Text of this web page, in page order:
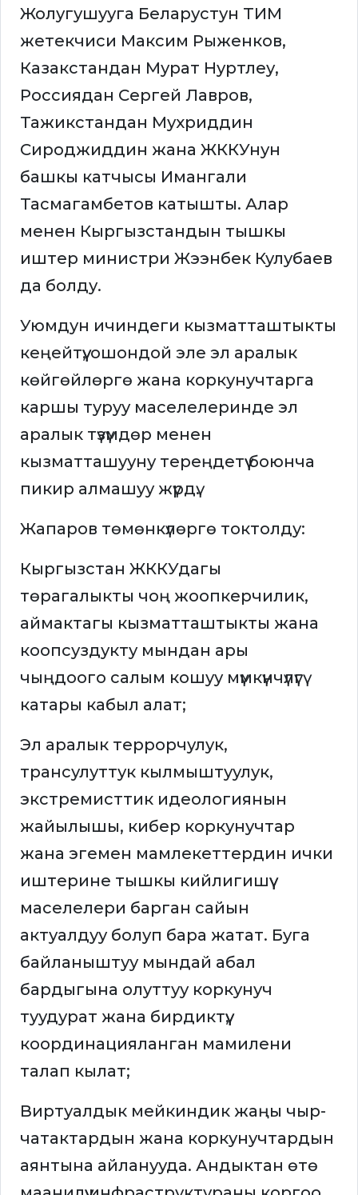
Жолугушууга Беларустун ТИМ
жетекчиси Максим Рыженков,
Казакстандан Мурат Нуртлеу,
Россиядан Сергей Лавров,
Тажикстандан Мухриддин
Сироджиддин жана ЖККУнун
башкы катчысы Имангали
Тасмагамбетов катышты. Алар
менен Кыргызстандын тышкы
иштер министри Жээнбек Кулубаев
да болду.
Уюмдун ичиндеги кызматташтыкты
кеңейтүү, ошондой эле эл аралык
көйгөйлөргө жана коркунучтарга
каршы туруу маселелеринде эл
аралык түзүмдөр менен
кызматташууну тереңдетүү боюнча
пикир алмашуу жүрдү.
Жапаров төмөнкүлөргө токтолду:
Кыргызстан ЖККУдагы
төрагалыкты чоң жоопкерчилик,
аймактагы кызматташтыкты жана
коопсуздукту мындан ары
чыңдоого салым кошуу мүмкүнчүлүгү
катары кабыл алат;
Эл аралык террорчулук,
трансулуттук кылмыштуулук,
экстремисттик идеологиянын
жайылышы, кибер коркунучтар
жана эгемен мамлекеттердин ички
иштерине тышкы кийлигишүү
маселелери барган сайын
актуалдуу болуп бара жатат. Буга
байланыштуу мындай абал
бардыгына олуттуу коркунуч
туудурат жана бирдиктүү,
координацияланган мамилени
талап кылат;
Виртуалдык мейкиндик жаңы чыр-
чатактардын жана коркунучтардын
аянтына айланууда. Андыктан өтө